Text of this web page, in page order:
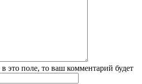
это поле, то ваш комментарий будет